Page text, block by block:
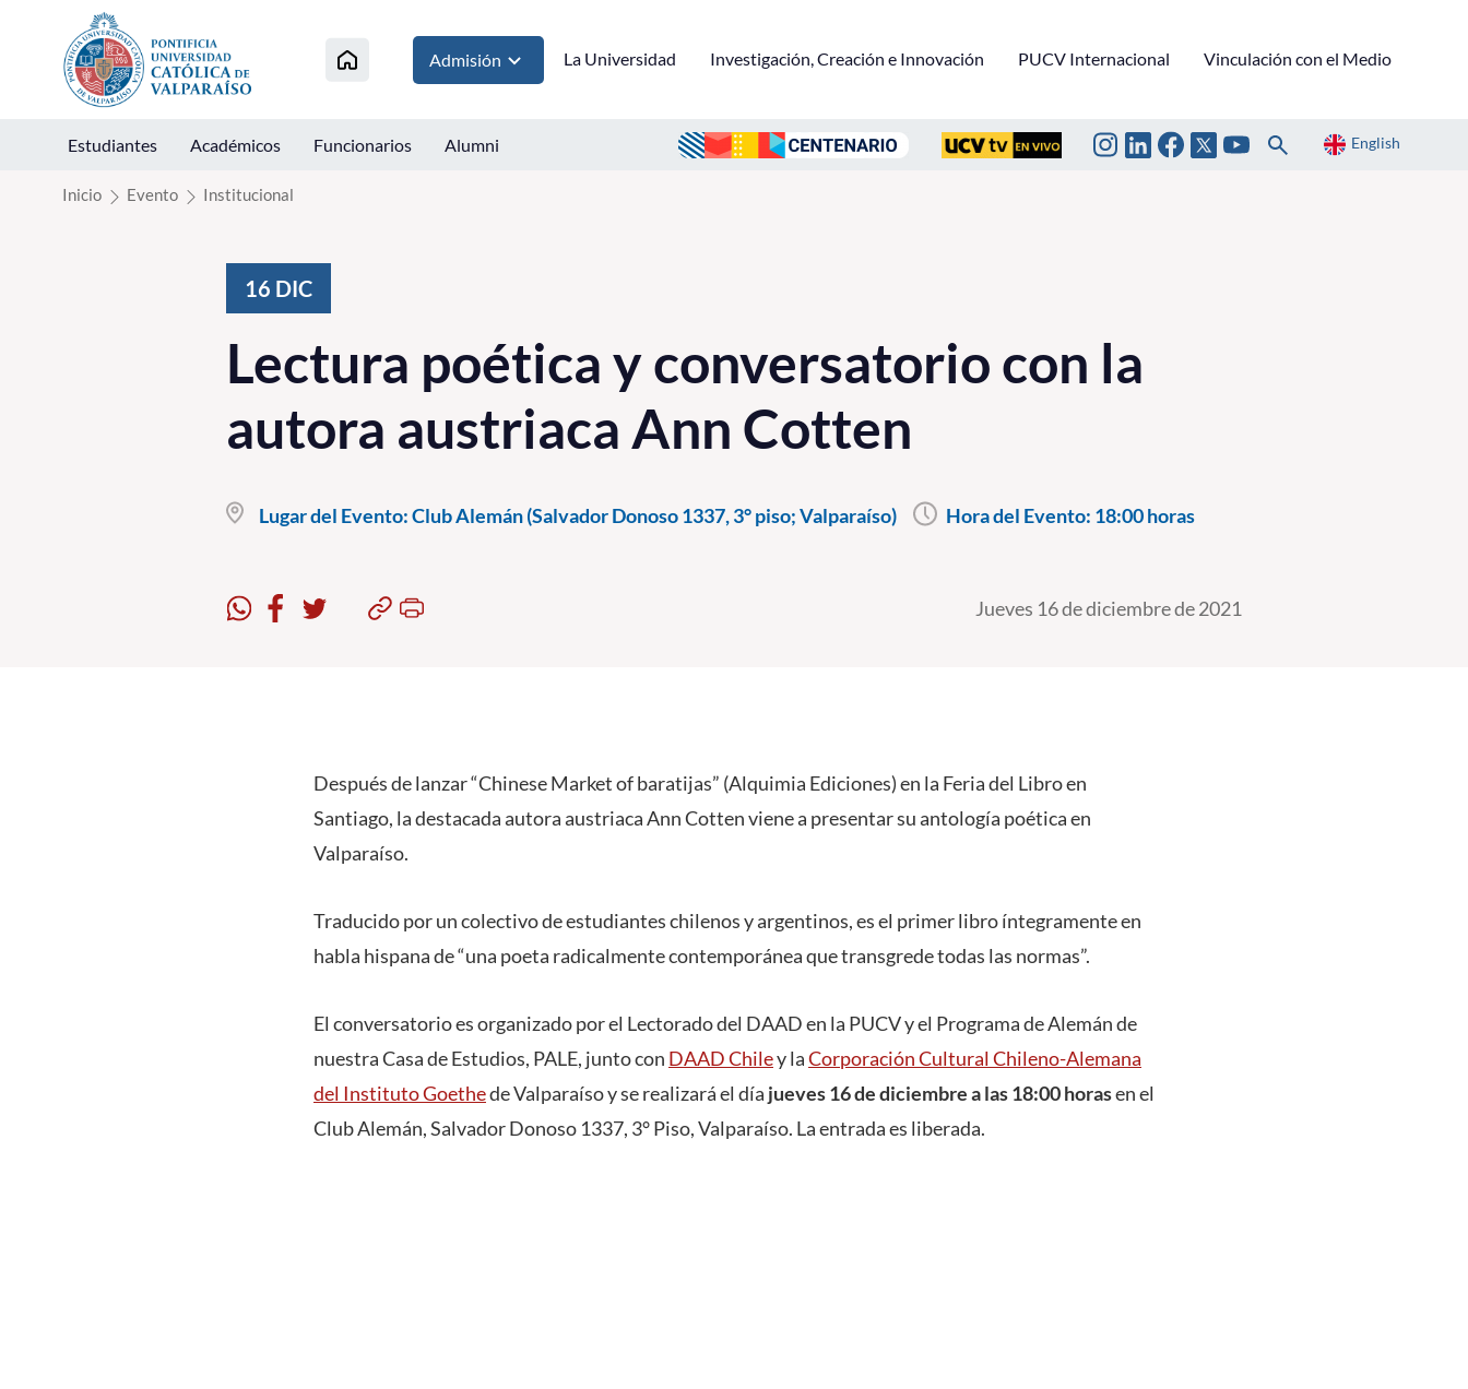
Click acá para ir directamente al contenido
Admisión La Universidad Investigación, Creación e Innovación PUCV Internacional Vinculación con el Medio
Estudiantes Académicos Funcionarios Alumni English
Inicio Evento Institucional
16 DIC
Lectura poética y conversatorio con la
autora austriaca Ann Cotten
Lugar del Evento:Club Alemán (Salvador Donoso 1337, 3° piso; Valparaíso) Hora del Evento: 18:00 horas
Jueves 16 de diciembre de 2021
Después de lanzar “Chinese Market of baratijas” (Alquimia Ediciones) en la Feria del Libro en
Santiago, la destacada autora austriaca Ann Cotten viene a presentar su antología poética en
Valparaíso.
Traducido por un colectivo de estudiantes chilenos y argentinos, es el primer libro íntegramente en
habla hispana de “una poeta radicalmente contemporánea que transgrede todas las normas”.
El conversatorio es organizado por el Lectorado del DAAD en la PUCV y el Programa de Alemán de
nuestra Casa de Estudios, PALE, junto con DAAD Chiley laCorporación Cultural Chileno-Alemana
del Instituto Goethede Valparaíso y se realizará el día jueves 16 de diciembre a las 18:00 horasen el
Club Alemán, Salvador Donoso 1337, 3° Piso, Valparaíso. La entrada es liberada.